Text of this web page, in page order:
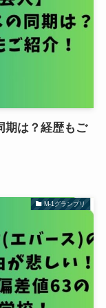
期は？経歴もご
M-1グランプリ